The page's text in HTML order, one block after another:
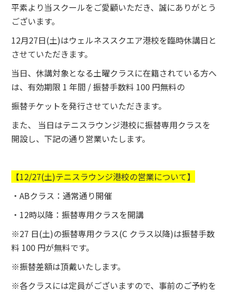
平素より当スクールをご愛顧いただき、誠にありがとう
ございます。
12月27日(土)はウェルネススクエア港校を臨時休講日と
させていただきます。
当日、休講対象となる土曜クラスに在籍されている方へ
は、有効期限 1 年間 / 振替手数料 100 円無料の
振替チケットを発行させていただきます。
また、 当日はテニスラウンジ港校に振替専用クラスを
開設し、下記の通り営業いたします。
【12/27(土)テニスラウンジ港校の営業について】
・ABクラス：通常通り開催
・12時以降：振替専用クラスを開講
※27 日(土)の振替専用クラス(C クラス以降)は振替手数
料 100 円が無料です。
※振替差額は頂戴いたします。
※各クラスには定員がございますので、事前のご予約を